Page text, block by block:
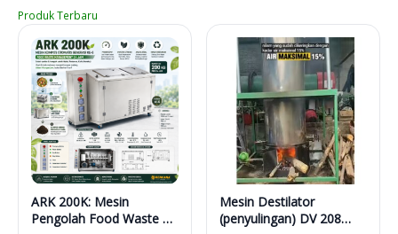
Produk Terbaru
ARK 200K: Mesin
Pengolah Food Waste 24
Mesin Destilator
(penyulingan) DV 208